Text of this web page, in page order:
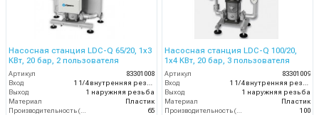
Насосная станция LDC-Q 65/20, 1x3
КВт, 20 бар, 2 пользователя
Артикул
83301008
Вход
Выход
1 наружняя резьба
Материал
Пластик
65
Насосная станция LDC-Q 100/20,
1x4 КВт, 20 бар, 3 пользователя
Артикул
83301009
Вход
Выход
1 наружняя резьба
Материал
Пластик
100